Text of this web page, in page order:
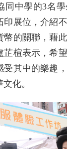
同中學的3名
印展位，介紹
幣的關聯，藉
芷楦表示，希
受其中的樂趣
化。